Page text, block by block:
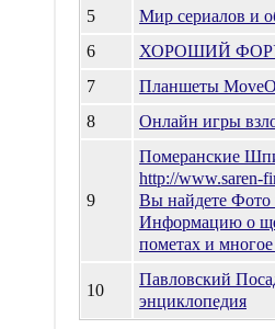
5
Мир сериалов и
6
ХОРОШИЙ
7
Планшеты
8
Онлайн игры
9
Померанские
http://www.saren-
Вы найдете
Информацию о
пометах и
10
Павловский
энциклопедия